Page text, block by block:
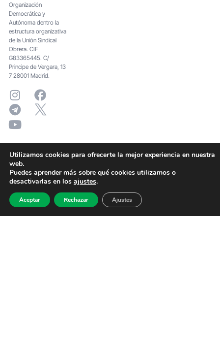
Organización
Democrática y
Autónoma dentro la
estructura organizativa
de la Unión Sindical
Obrera. CIF
G83365445. C/
Principe de Vergara, 13
7 28001 Madrid.
Utilizamos cookies para ofrecerte la mejor experiencia en nuestra
web.
Puedes aprender más sobre qué cookies utilizamos o
desactivarlas en los ajustes.
Aceptar Rechazar Ajustes